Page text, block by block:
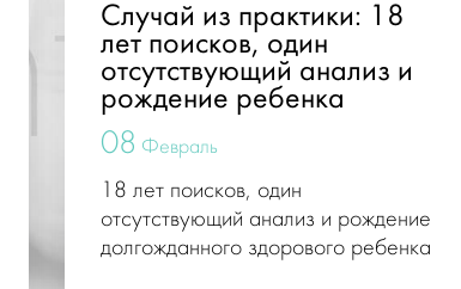
Случай из практики: 18
лет поисков, один
отсутствующий анализ и
рождение ребенка
08 Февраль
18 лет поисков, один
отсутствующий анализ и рождение
долгожданного здорового ребенка